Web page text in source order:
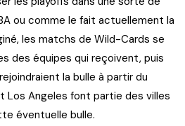
ou comme le fait actuellement la
les matchs de Wild-Cards se
des équipes qui reçoivent, puis
la bulle à partir du
Los Angeles font partie des villes
éventuelle bulle.